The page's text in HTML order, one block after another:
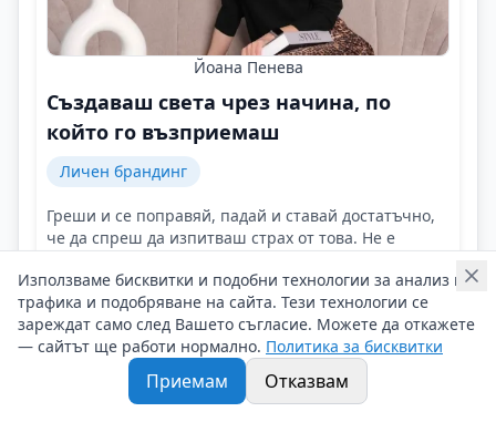
Йоана Пенева
Създаваш света чрез начина, по
който го възприемаш
Личен брандинг
Греши и се поправяй, падай и ставай достатъчно,
че да спреш да изпитваш страх от това. Не е
Контакти на Йоана Пенева
06/05/2025 г/
#Йоана_Пенева
#Йоана_Естетикс #Личен_стил
Използваме бисквитки и подобни технологии за анализ на
трафика и подобряване на сайта. Тези технологии се
зареждат само след Вашето съгласие. Можете да откажете
— сайтът ще работи нормално. Политика за бисквитки
Приемам Отказвам